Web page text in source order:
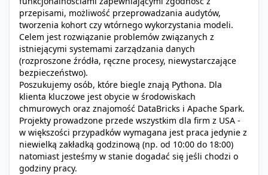
przepisami, możliwość przeprowadzania audytów,
tworzenia kohort czy wtórnego wykorzystania modeli.
Celem jest rozwiązanie problemów związanych z
istniejącymi systemami zarządzania danych
(rozproszone źródła, ręczne procesy, niewystarczające
bezpieczeństwo).
Poszukujemy osób, które biegle znają Pythona. Dla
klienta kluczowe jest obycie w środowiskach
chmurowych oraz znajomość DataBricks i Apache Spark.
Projekty prowadzone przede wszystkim dla firm z USA -
w większości przypadków wymagana jest praca jedynie z
niewielką zakładką godzinową (np. od 10:00 do 18:00)
natomiast jesteśmy w stanie dogadać się jeśli chodzi o
godziny pracy.